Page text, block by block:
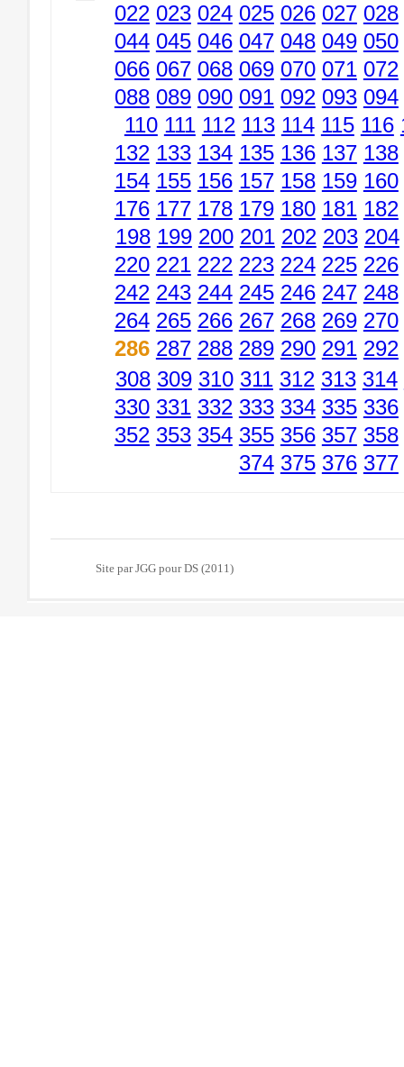
022 023 024 025 026 027 028
044 045 046 047 048 049 050
066 067 068 069 070 071 072
088 089 090 091 092 093 094
110 111 112 113 114 115 116
132 133 134 135 136 137 138
154 155 156 157 158 159 160
176 177 178 179 180 181 182
198 199 200 201 202 203 204
220 221 222 223 224 225 226
242 243 244 245 246 247 248
264 265 266 267 268 269 270
286 287 288 289 290 291 292
308 309 310 311 312 313 314
330 331 332 333 334 335 336
352 353 354 355 356 357 358
374 375 376 377
Site par JGG pour DS (2011)